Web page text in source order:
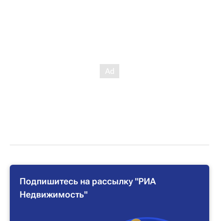
Подпишитесь на рассылку "РИА
Недвижимость"